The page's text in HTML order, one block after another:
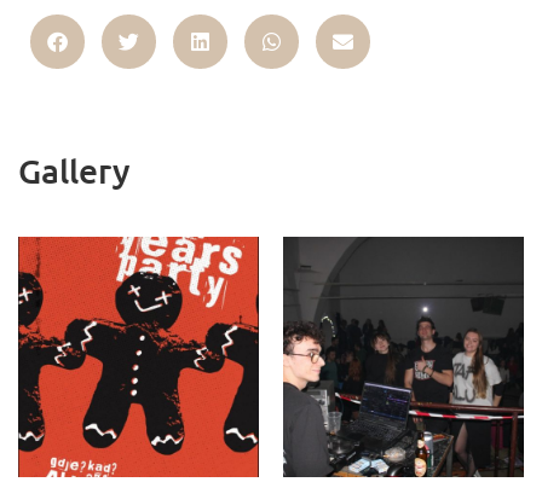
Gallery